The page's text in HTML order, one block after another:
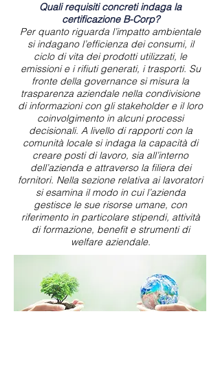
Quali requisiti concreti indaga la
certificazione B-Corp?
Per quanto riguarda l’impatto ambientale
si indagano l’efficienza dei consumi, il
ciclo di vita dei prodotti utilizzati, le
emissioni e i rifiuti generati, i trasporti. Su
fronte della governance si misura la
trasparenza aziendale nella condivisione
di informazioni con gli stakeholder e il loro
coinvolgimento in alcuni processi
decisionali. A livello di rapporti con la
comunità locale si indaga la capacità di
creare posti di lavoro, sia all’interno
dell’azienda e attraverso la filiera dei
fornitori. Nella sezione relativa ai lavoratori
si esamina il modo in cui l’azienda
gestisce le sue risorse umane, con
riferimento in particolare stipendi, attività
di formazione, benefit e strumenti di
welfare aziendale.